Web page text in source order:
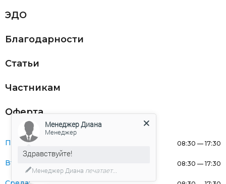
ЭДО
Благодарности
Статьи
Частникам
Оферта
Понедельник: 08:30 — 17:30
Вторник: 08:30 — 17:30
Менеджер Диана
Менеджер
Здравствуйте!
Менеджер Диана печатает...